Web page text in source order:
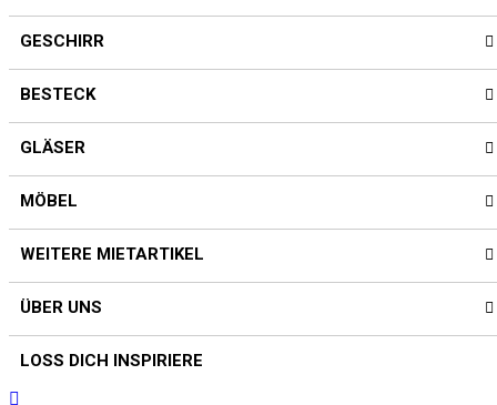
GESCHIRR
BESTECK
GLÄSER
MÖBEL
WEITERE MIETARTIKEL
ÜBER UNS
LOSS DICH INSPIRIERE